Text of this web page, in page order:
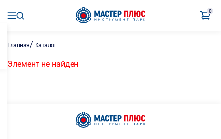
0
Главная/ Каталог
Элемент не найден